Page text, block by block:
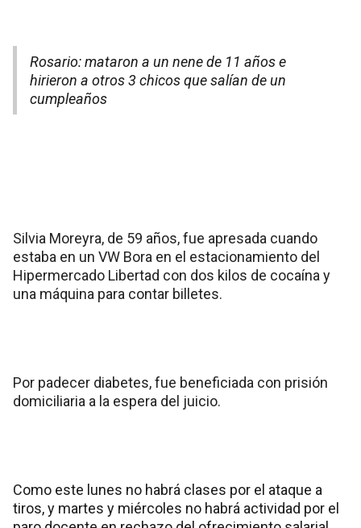
Rosario: mataron a un nene de 11 años e
hirieron a otros 3 chicos que salían de un
cumpleaños
Silvia Moreyra, de 59 años, fue apresada cuando
estaba en un VW Bora en el estacionamiento del
Hipermercado Libertad con dos kilos de cocaína y
una máquina para contar billetes.
Por padecer diabetes, fue beneficiada con prisión
domiciliaria a la espera del juicio.
Como este lunes no habrá clases por el ataque a
tiros, y martes y miércoles no habrá actividad por el